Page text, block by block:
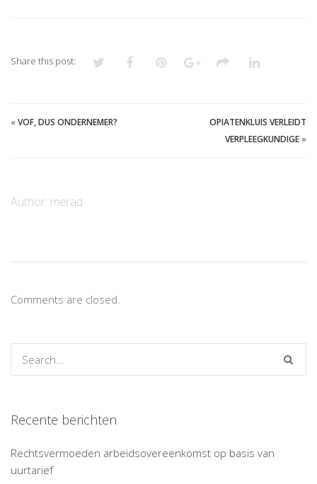
Share this post:
«VOF, DUS ONDERNEMER?
OPIATENKLUIS VERLEIDT
VERPLEEGKUNDIGE »
Author: merad
Comments are closed.
Recente berichten
Rechtsvermoeden arbeidsovereenkomst op basis van
uurtarief